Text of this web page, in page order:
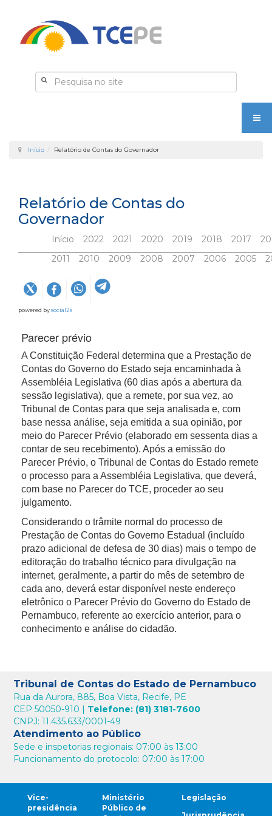
Início Relatório de Contas do Governador
Relatório de Contas do
Governador
Início 2022 2021 2020 2019 2018 2017
2011
2010 2009 2008 2007 2006 2005
powered bysocial2s
Parecer prévio
A Constituição Federal determina que a Prestação de
Contas do Governo do Estado seja encaminhada à
Assembléia Legislativa (60 dias após a abertura da
sessão legislativa), que a remete, por sua vez, ao
Tribunal de Contas para que seja analisada e, com
base nessa análise, seja emitida a sua opinião, por
meio do Parecer Prévio (elaborado em sessenta dias a
contar de seu recebimento). Após a emissão do
Parecer Prévio, o Tribunal de Contas do Estado remete
o processo para a Assembléia Legislativa, que deverá,
com base no Parecer do TCE, proceder ao seu
julgamento.
Considerando o trâmite normal do processo de
Prestação de Contas do Governo Estadual (incluído
prazo adicional de defesa de 30 dias) mais o tempo de
editoração do trabalho técnico para divulgação na
internet, geralmente, a partir do mês de setembro de
cada ano, deverá estar disponível neste endereço
eletrônico o Parecer Prévio do Governo do Estado de
Pernambuco, referente ao exercício anterior, para o
conhecimento e análise do cidadão.
Tribunal de Contas do Estado de Pernambuco
Rua da Aurora, 885, Boa Vista, Recife, PE
CEP 50050-910 | Telefone: (81) 3181-7600
CNPJ: 11.435.633/0001-49
Atendimento ao Público
Sede e inspetorias regionais: 07:00 às 13:00
Funcionamento do protocolo: 07:00 às 17:00
Vice-
presidência
Ministério
Público de
Legislação